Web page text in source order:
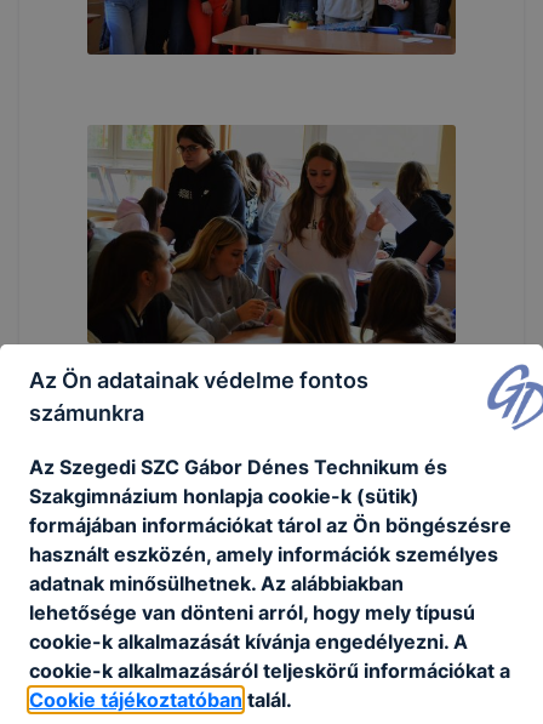
Az Ön adatainak védelme fontos
számunkra
Az Szegedi SZC Gábor Dénes Technikum és
Szakgimnázium honlapja cookie-k (sütik)
formájában információkat tárol az Ön böngészésre
használt eszközén, amely információk személyes
adatnak minősülhetnek. Az alábbiakban
lehetősége van dönteni arról, hogy mely típusú
cookie-k alkalmazását kívánja engedélyezni. A
cookie-k alkalmazásáról teljeskörű információkat a
Cookie tájékoztatóban talál.